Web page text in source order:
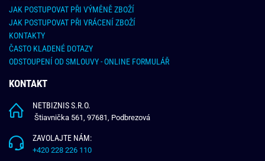
JAK POSTUPOVAT PŘI VÝMĚNĚ ZBOŽÍ
JAK POSTUPOVAT PŘI VRÁCENÍ ZBOŽÍ
KONTAKTY
ČASTO KLADENÉ DOTAZY
ODSTOUPENÍ OD SMLOUVY - ONLINE FORMULÁŘ
KONTAKT
NETBIZNIS S.R.O.
Štiavnička 561, 97681, Podbrezová
ZAVOLAJTE NÁM:
+420 228 226 110